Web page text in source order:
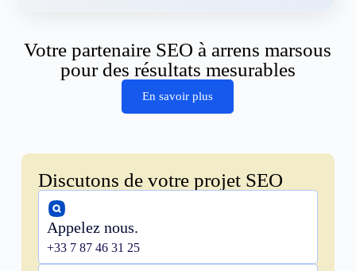
Votre partenaire SEO à arrens marsous
pour des résultats mesurables
En savoir plus
Discutons de votre projet SEO
Appelez nous.
+33 7 87 46 31 25